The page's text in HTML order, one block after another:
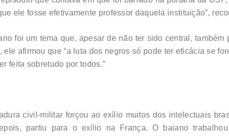
ele fosse efetivamente professor daquela instituição”,
foi um tema que, apesar de não ter sido central,
, ele afirmou que “a luta dos negros só pode ter eficácia se
feita sobretudo por todos.”
civil-militar forçou ao exílio muitos dos intelectuais
partiu para o exílio na França. O baiano